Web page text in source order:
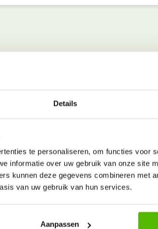
Details
te personaliseren, om functies voor
informatie over uw gebruik van onze site
kunnen deze gegevens combineren met
van uw gebruik van hun services.
Aanpassen